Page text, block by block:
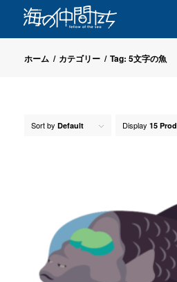
ホーム / カテゴリー / Tag: 5文字の魚
Sort by Default Display 15